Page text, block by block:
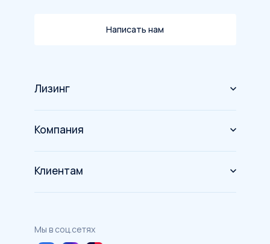
Написать нам
Лизинг
Оборудование
Спецтехника
Грузовой транспорт
Автомобили
Компания
О компании
Новости
Инвесторам
Клиентам
Акции и партнеры
Страхование
Мы в соц.сетях